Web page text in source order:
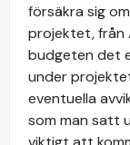
försäkra sig
projektet, från
budgeten det
under
eventuella
som man satt